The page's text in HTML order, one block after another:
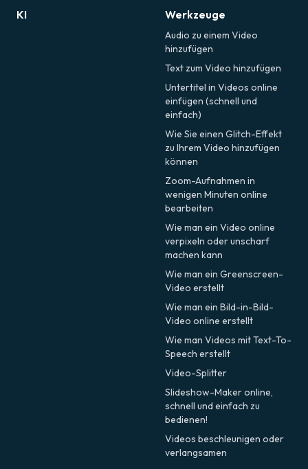
KI Werkzeuge
Audio zu einem Video
hinzufügen
Text zum Video hinzufügen
Untertitel in Videos online
einfügen (schnell und
einfach)
Wie Sie einen Glitch-Effekt
zu Ihrem Video hinzufügen
können
Zoom-Aufnahmen in
wenigen Minuten online
bearbeiten
Wie man ein Video online
verpixeln oder unscharf
machen kann
Wie man ein Greenscreen-
Video erstellt
Wie man ein Bild-in-Bild-
Video online erstellt
Wie man Videos mit Text-To-
Speech erstellt
Video-Splitter
Slideshow-Maker online,
schnell und einfach zu
bedienen!
Videos beschleunigen oder
verlangsamen